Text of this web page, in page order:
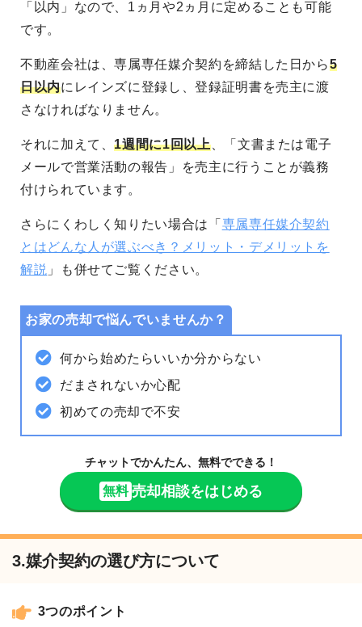
「以内」なので、1ヵ月や2ヵ月に定めることも可能
です。
不動産会社は、専属専任媒介契約を締結した日から5
日以内にレインズに登録し、登録証明書を売主に渡
さなければなりません。
それに加えて、1週間に1回以上、「文書または電子
メールで営業活動の報告」を売主に行うことが義務
付けられています。
さらにくわしく知りたい場合は「 専属専任媒介契約
とはどんな人が選ぶべき？メリット・デメリットを
解説 」も併せてご覧ください。
お家の売却で悩んでいませんか？
何から始めたらいいか分からない
だまされないか心配
初めての売却で不安
チャットでかんたん、無料でできる！
無料 売却相談をはじめる
3.媒介契約の選び方について
3つのポイント